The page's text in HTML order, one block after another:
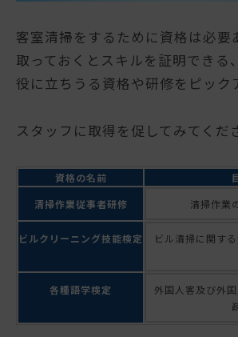
客室清掃をするために資格は必要
取っておくとスキルを証明できる
役に立ちうる資格や研修をピック
スタッフに取得を促してみてくだ
資格の名前
清掃作業従事者研修
清掃作業
ビルクリーニング技能検定
ビル清掃に関す
各種語学検定
外国人客及び外